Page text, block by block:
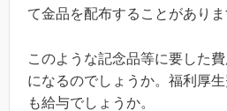
て金品を配布することがありま
このような記念品等に要した
になるのでしょうか。福利厚
も給与でしょうか。